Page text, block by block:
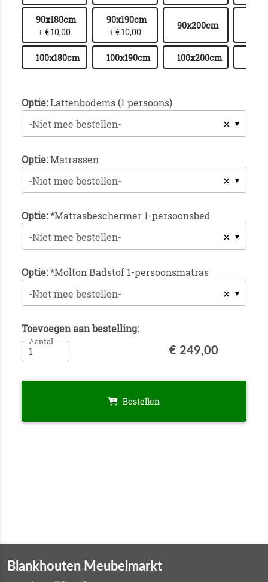
90x180cm
+ € 10,00
90x190cm
+ € 10,00
90x200cm
100x180cm 100x190cm 100x200cm
Optie:Lattenbodems (1 persoons)
✕
-Niet mee bestellen-
Optie:Matrassen
✕
-Niet mee bestellen-
Optie:*Matrasbeschermer 1-persoonsbed
✕
-Niet mee bestellen-
Optie:*Molton Badstof 1-persoonsmatras
✕
-Niet mee bestellen-
Toevoegen aan bestelling:
Aantal
€ 249,00
Bestellen
Blankhouten Meubelmarkt